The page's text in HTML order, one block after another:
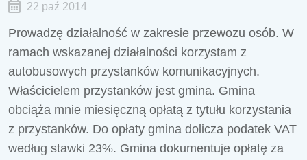
22 paź 2014
Prowadzę działalność w zakresie przewozu osób. W
ramach wskazanej działalności korzystam z
autobusowych przystanków komunikacyjnych.
Właścicielem przystanków jest gmina. Gmina
obciąża mnie miesięczną opłatą z tytułu korzystania
z przystanków. Do opłaty gmina dolicza podatek VAT
według stawki 23%. Gmina dokumentuje opłatę za